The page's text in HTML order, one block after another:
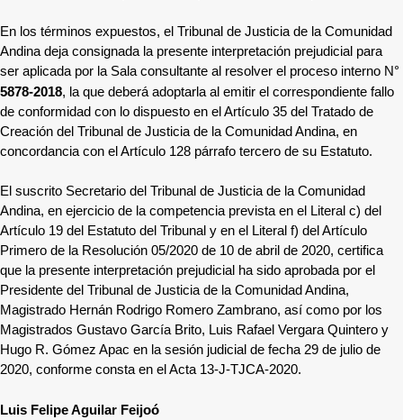
En los términos expuestos, el Tribunal de Justicia de la Comunidad
Andina deja consignada la presente interpretación prejudicial para
ser aplicada por la Sala consultante al resolver el proceso interno N°
5878-2018, la que deberá adoptarla al emitir el correspondiente fallo
de conformidad con lo dispuesto en el Artículo 35 del Tratado de
Creación del Tribunal de Justicia de la Comunidad Andina, en
concordancia con el Artículo 128 párrafo tercero de su Estatuto.
El suscrito Secretario del Tribunal de Justicia de la Comunidad
Andina, en ejercicio de la competencia prevista en el Literal c) del
Artículo 19 del Estatuto del Tribunal y en el Literal f) del Artículo
Primero de la Resolución 05/2020 de 10 de abril de 2020, certifica
que la presente interpretación prejudicial ha sido aprobada por el
Presidente del Tribunal de Justicia de la Comunidad Andina,
Magistrado Hernán Rodrigo Romero Zambrano, así como por los
Magistrados Gustavo García Brito, Luis Rafael Vergara Quintero y
Hugo R. Gómez Apac en la sesión judicial de fecha 29 de julio de
2020, conforme consta en el Acta 13-J-TJCA-2020.
Luis Felipe Aguilar Feijoó